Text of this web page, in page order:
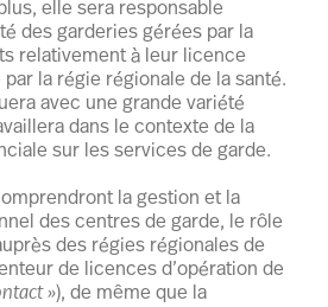
elle sera responsable
des garderies gérées par la
relativement à leur licence
la régie régionale de la santé.
avec une grande variété
dans le contexte de la
sur les services de garde.
la gestion et la
des centres de garde, le rôle
des régies régionales de
de licences d’opération de
»), de même que la